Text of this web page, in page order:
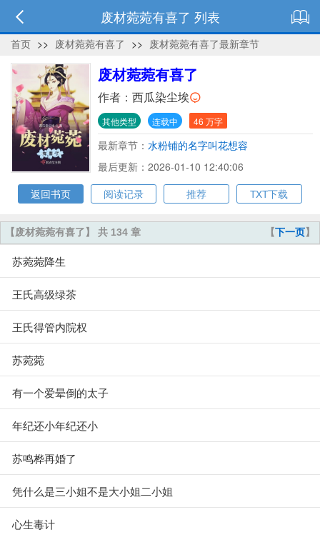
废材菀菀有喜了 列表
首页 >> 废材菀菀有喜了 >> 废材菀菀有喜了最新章节
废材菀菀有喜了
作者： 西瓜染尘埃
其他类型 连载中 46 万字
最新章节： 水粉铺的名字叫花想容
最后更新：2026-01-10 12:40:06
返回书页
阅读记录 推荐 TXT下载
【下一页】
【废材菀菀有喜了】 共 134 章
苏菀菀降生
王氏高级绿茶
王氏得管内院权
苏菀菀
有一个爱晕倒的太子
年纪还小年纪还小
苏鸣桦再婚了
凭什么是三小姐不是大小姐二小姐
心生毒计